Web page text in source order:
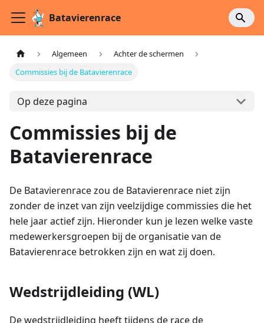
Batavierenrace
Algemeen
Achter de schermen
Commissies bij de Batavierenrace
Op deze pagina
Commissies bij de
Batavierenrace
De Batavierenrace zou de Batavierenrace niet zijn
zonder de inzet van zijn veelzijdige commissies die het
hele jaar actief zijn. Hieronder kun je lezen welke vaste
medewerkersgroepen bij de organisatie van de
Batavierenrace betrokken zijn en wat zij doen.
Wedstrijdleiding (WL)
De wedstrijdleiding heeft tijdens de race de